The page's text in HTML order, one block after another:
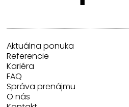
Aktuálna ponuka
Referencie
Kariéra
FAQ
Správa prenájmu
O nás